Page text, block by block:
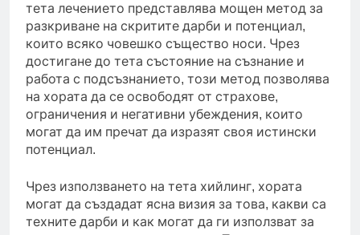
тета лечението представлява мощен метод за
разкриване на скритите дарби и потенциал,
които всяко човешко същество носи. Чрез
достигане до тета състояние на съзнание и
работа с подсъзнанието, този метод позволява
на хората да се освободят от страхове,
ограничения и негативни убеждения, които
могат да им пречат да изразят своя истински
потенциал.
Чрез използването на тета хийлинг, хората
могат да създадат ясна визия за това, какви са
техните дарби и как могат да ги използват за